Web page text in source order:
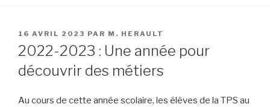
PUBLIÉ
LE
16 AVRIL 2023 PAR M. HERAULT
2022-2023 : Une année pour
découvrir des métiers
Au cours de cette année scolaire, les élèves de la TPS au